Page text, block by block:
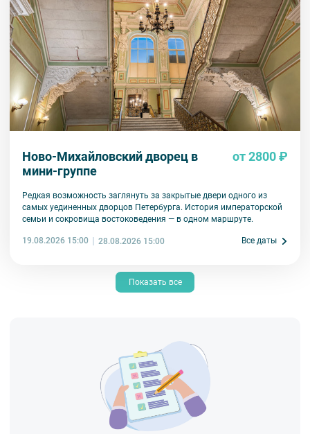
Ново-Михайловский дворец в
мини-группе
от 2800 ₽
Редкая возможность заглянуть за закрытые двери одного из
самых уединенных дворцов Петербурга. История императорской
семьи и сокровища востоковедения — в одном маршруте.
19.08.2026 15:00 28.08.2026 15:00 Все даты
Показать все